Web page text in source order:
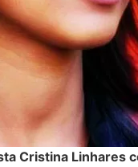
Cristina Linhares